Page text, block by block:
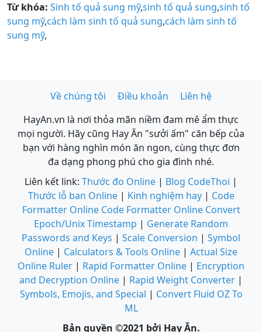
Từ khóa: Sinh tố quả sung mỹ,sinh tố quả sung,sinh tố
sung mỹ,cách làm sinh tố quả sung,cách làm sinh tố
sung mỹ,
Về chúng tôi Điều khoản
Liên hệ
HayAn.vn là nơi thỏa mãn niềm đam mê ẩm thực
mọi người. Hãy cũng Hay Ăn "sưởi ấm" căn bếp của
bạn với hàng nghìn món ăn ngon, cùng thực đơn
đa dạng phong phú cho gia đình nhé.
Liên kết link: Thước đo Online | Blog CodeThoi |
Thước lỗ ban Online| Kinh nghiệm hay| Code
Formatter Online Code Formatter Online Convert
Epoch/Unix Timestamp | Generate Random
Passwords and Keys | Scale Conversion | Symbol
Online | Calculators & Tools Online | Actual Size
Online Ruler | Rapid Formatter Online | Encryption
and Decryption Online | Rapid Weight Converter |
Symbols, Emojis, and Special | Convert Fluid OZ To
ML
Bản quyền ©2021 bởi Hay Ăn.